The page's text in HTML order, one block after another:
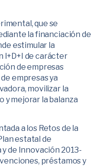
que se
la financiación de
estimular la
I+D+I de carácter
de empresas
empresas ya
movilizar la
y mejorar la balanza
a los Retos de la
estatal de
de Innovación 2013-
préstamos y